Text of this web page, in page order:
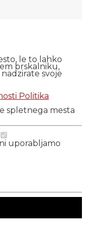
le to lahko
brskalniku,
svoje
Politika
spletnega mesta
uporabljamo